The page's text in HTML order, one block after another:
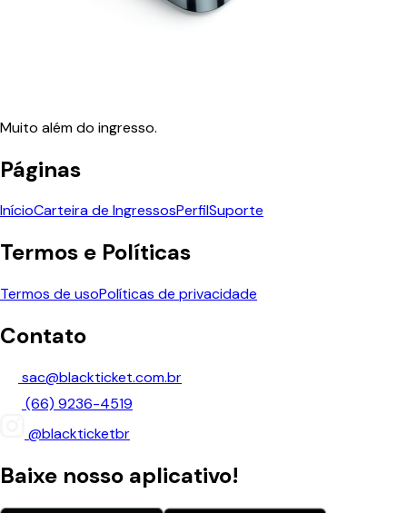
Muito além do ingresso.
Páginas
InícioCarteira de IngressosPerfilSuporte
Termos e Políticas
Termos de usoPolíticas de privacidade
Contato
sac@blackticket.com.br
(66) 9236-4519
@blackticketbr
Baixe nosso aplicativo!